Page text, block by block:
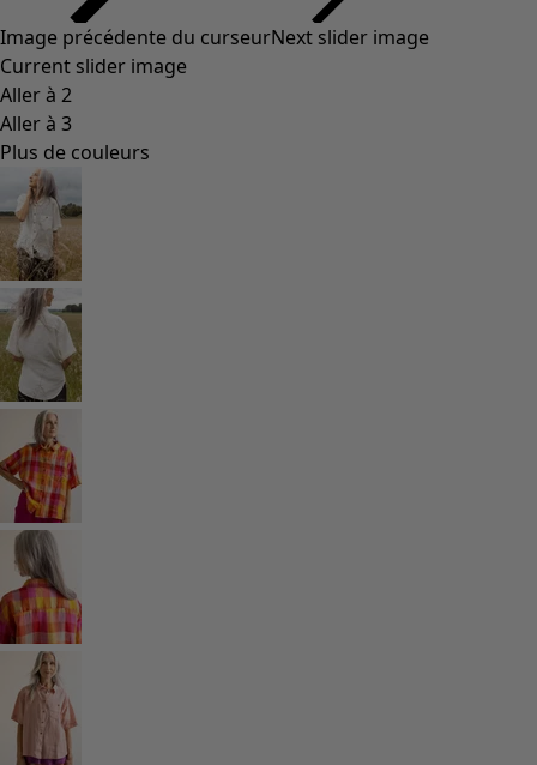
Image précédente du curseurNext slider image
Current slider image
Aller à 2
Aller à 3
Plus de couleurs